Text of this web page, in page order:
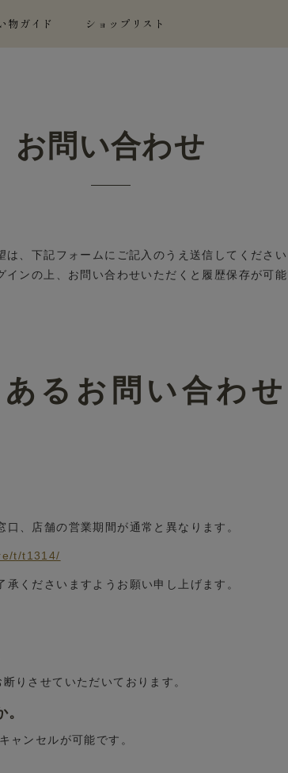
物ガイド ショップリスト
お問い合わせ
は、下記フォームにご記入のうえ送信してくださ
インの上、お問い合わせいただくと履歴保存が可
るお問い合わせ
、店舗の営業期間が通常と異なります。
t/t1314/
くださいますようお願い申し上げます。
りさせていただいております。
ャンセルが可能です。